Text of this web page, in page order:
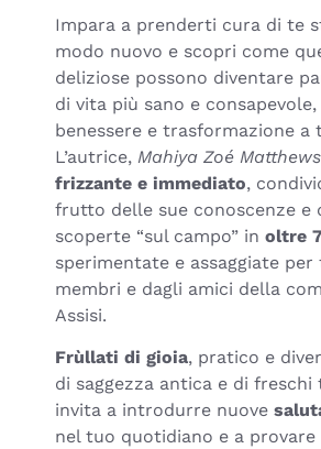
Impara a prenderti cura di te
modo nuovo e scopri come
deliziose possono diventare
di vita più sano e
benessere e trasformazione a
L’autrice, Mahiya Zoé Matthews
frizzante e immediato,
frutto delle sue conoscenze e
scoperte “sul campo” in oltre
sperimentate e assaggiate per
membri e dagli amici della
Assisi.
Frùllati di gioia, pratico e
di saggezza antica e di
invita a introdurre nuove
nel tuo quotidiano e a provare